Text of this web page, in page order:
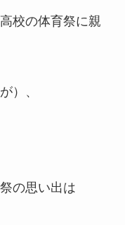
校の体育祭に親
）、
の思い出は